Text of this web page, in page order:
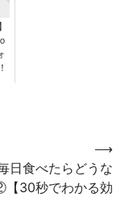
日食べたらどうな
【30秒でわかる効
⟶